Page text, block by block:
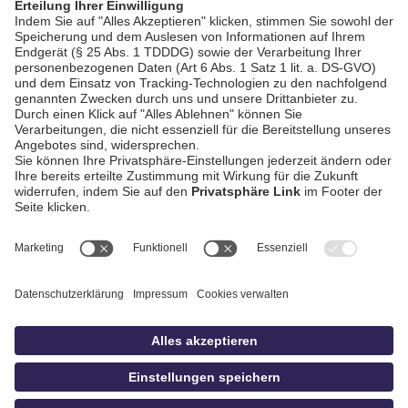
AGB / Gewinnspiele
Datenschutz
Impressum
idowa
Privatsphäre